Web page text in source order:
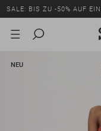
SALE: BIS ZU -50% AUF
NEU